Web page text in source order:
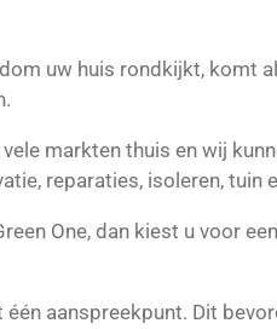
uw huis rondkijkt, komt
vele markten thuis en wij
reparaties, isoleren, tuin
One, dan kiest u voor
één aanspreekpunt. Dit